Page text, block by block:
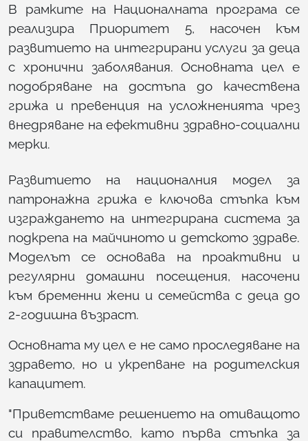
В рамките на Националната програма се
реализира Приоритет 5, насочен към
развитието на интегрирани услуги за деца
с хронични заболявания. Основната цел е
подобряване на достъпа до качествена
грижа и превенция на усложненията чрез
внедряване на ефективни здравно-социални
мерки.
Развитието на националния модел за
патронажна грижа е ключова стъпка към
изграждането на интегрирана система за
подкрепа на майчиното и детското здраве.
Моделът се основава на проактивни и
регулярни домашни посещения, насочени
към бременни жени и семейства с деца до
2-годишна възраст.
Основната му цел е не само проследяване на
здравето, но и укрепване на родителския
капацитет.
"Приветстваме решението на отиващото
си правителство, като първа стъпка за